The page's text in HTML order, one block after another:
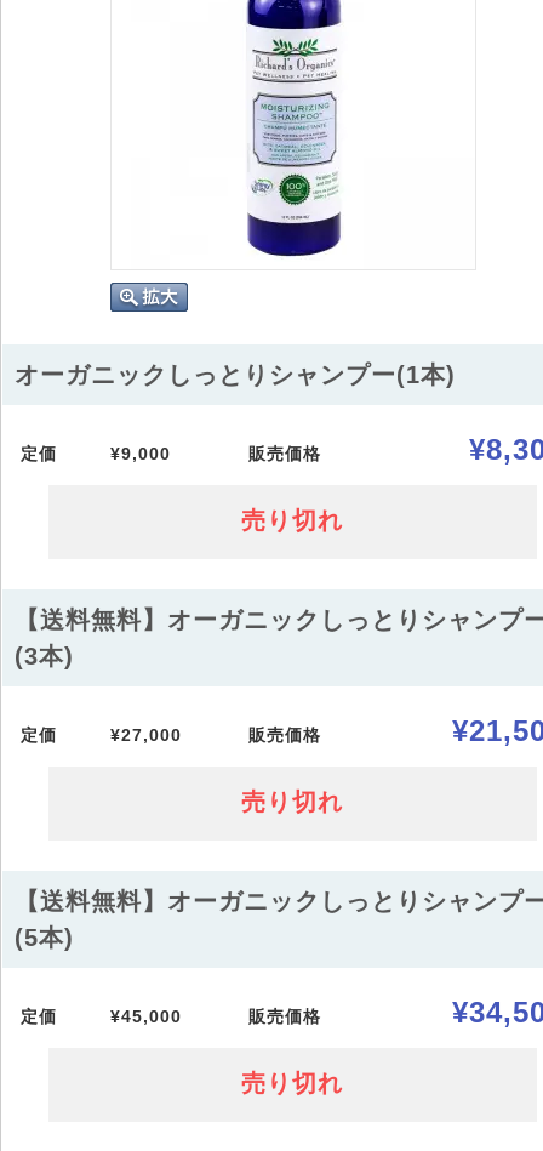
オーガニックしっとりシャンプー(1本)
定価 ¥9,000 販売価格
売り切れ
【送料無料】オーガニックしっとりシャンプ
(3本)
定価 ¥27,000 販売価格
売り切れ
【送料無料】オーガニックしっとりシャンプ
(5本)
定価 ¥45,000 販売価格
売り切れ